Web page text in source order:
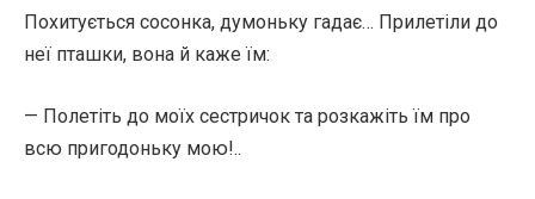
Похитується сосонка, думоньку гадає… Прилетіли до
неї пташки, вона й каже їм:
— Полетіть до моїх сестричок та розкажіть їм про
всю пригодоньку мою!..